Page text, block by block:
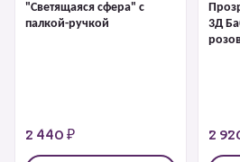
"Светящаяся сфера" с
палкой-ручкой
2 440 ₽
3Д
2